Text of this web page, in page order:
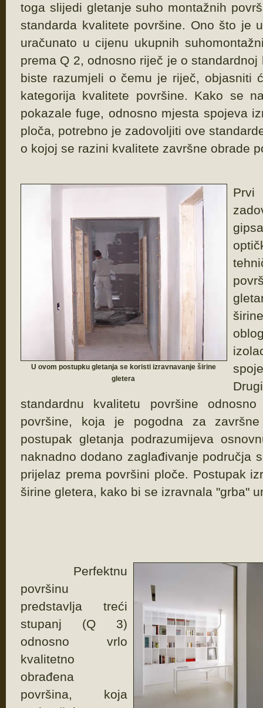
toga slijedi gletanje suho montažnih
standarda kvalitete površine. Ono što je
uračunato u cijenu ukupnih
prema Q 2, odnosno riječ je o
biste razumjeli o čemu je riječ, objasniti
kategorija kvalitete površine. Kako se
pokazale fuge, odnosno mjesta spojeva
ploča, potrebno je zadovoljiti ove
o kojoj se razini kvalitete završne obrade
U ovom postupku gletanja se koristi izravnavanje širine
gletera
standardnu kvalitetu površine
površine, koja je pogodna za
postupak gletanja podrazumijeva
naknadno dodano zaglađivanje područja
prijelaz prema površini ploče. Postupak
širine gletera, kako bi se izravnala "grba"
Perfektnu
površinu
predstavlja treći
stupanj (Q 3)
odnosno vrlo
kvalitetno
obrađena
površina, koja